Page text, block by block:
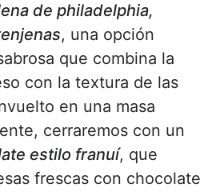
de philadelphia,
, una opción
que combina la
con la textura de las
en una masa
cerraremos con un
estilo franuí, que
frescas con chocolate